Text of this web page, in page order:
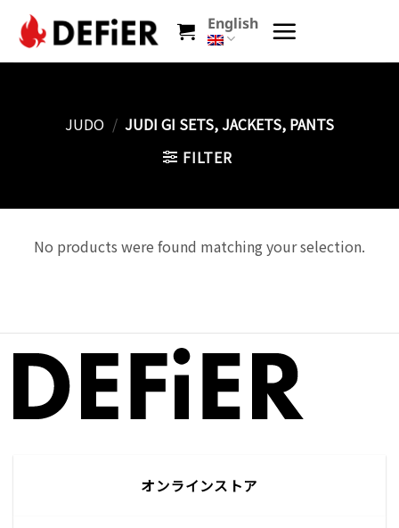
content
English
JUDO / JUDI GI SETS, JACKETS, PANTS
FILTER
No products were found matching your selection.
オンラインストア